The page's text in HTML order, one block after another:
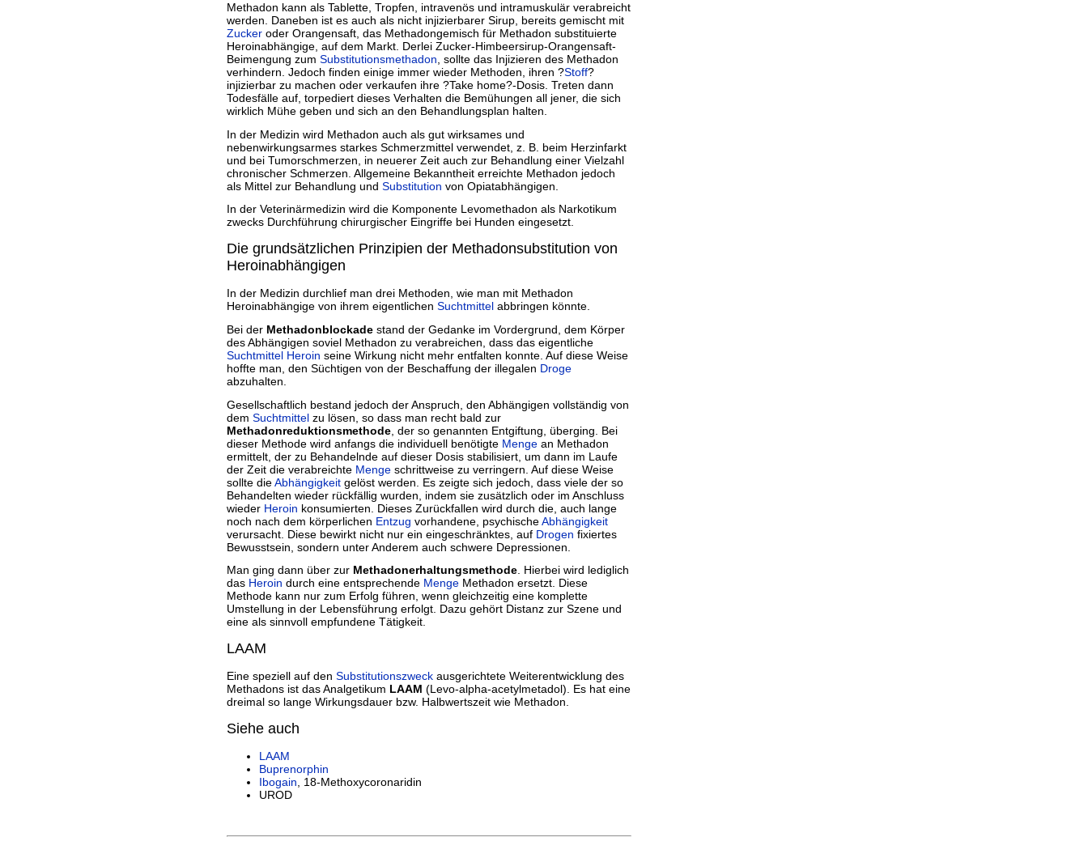
Methadon kann als Tablette, Tropfen, intravenös und intramuskulär verabreicht
werden. Daneben ist es auch als nicht injizierbarer Sirup, bereits gemischt mit
Zucker oder Orangensaft, das Methadongemisch für Methadon substituierte
Heroinabhängige, auf dem Markt. Derlei Zucker-Himbeersirup-Orangensaft-
Beimengung zum Substitutionsmethadon, sollte das Injizieren des Methadon
verhindern. Jedoch finden einige immer wieder Methoden, ihren ?Stoff?
injizierbar zu machen oder verkaufen ihre ?Take home?-Dosis. Treten dann
Todesfälle auf, torpediert dieses Verhalten die Bemühungen all jener, die sich
wirklich Mühe geben und sich an den Behandlungsplan halten.
In der Medizin wird Methadon auch als gut wirksames und
nebenwirkungsarmes starkes Schmerzmittel verwendet, z. B. beim Herzinfarkt
und bei Tumorschmerzen, in neuerer Zeit auch zur Behandlung einer Vielzahl
chronischer Schmerzen. Allgemeine Bekanntheit erreichte Methadon jedoch
als Mittel zur Behandlung und Substitution von Opiatabhängigen.
In der Veterinärmedizin wird die Komponente Levomethadon als Narkotikum
zwecks Durchführung chirurgischer Eingriffe bei Hunden eingesetzt.
Die grundsätzlichen Prinzipien der Methadonsubstitution von
Heroinabhängigen
In der Medizin durchlief man drei Methoden, wie man mit Methadon
Heroinabhängige von ihrem eigentlichen Suchtmittel abbringen könnte.
Bei der Methadonblockade stand der Gedanke im Vordergrund, dem Körper
des Abhängigen soviel Methadon zu verabreichen, dass das eigentliche
Suchtmittel Heroin seine Wirkung nicht mehr entfalten konnte. Auf diese Weise
hoffte man, den Süchtigen von der Beschaffung der illegalen Droge
abzuhalten.
Gesellschaftlich bestand jedoch der Anspruch, den Abhängigen vollständig von
dem Suchtmittel zu lösen, so dass man recht bald zur
Methadonreduktionsmethode , der so genannten Entgiftung, überging. Bei
dieser Methode wird anfangs die individuell benötigte Menge an Methadon
ermittelt, der zu Behandelnde auf dieser Dosis stabilisiert, um dann im Laufe
der Zeit die verabreichte Menge schrittweise zu verringern. Auf diese Weise
sollte dieAbhängigkeit gelöst werden. Es zeigte sich jedoch, dass viele der so
Behandelten wieder rückfällig wurden, indem sie zusätzlich oder im Anschluss
wieder Heroin konsumierten. Dieses Zurückfallen wird durch die, auch lange
noch nach dem körperlichen Entzug vorhandene, psychischeAbhängigkeit
verursacht. Diese bewirkt nicht nur ein eingeschränktes, auf Drogen fixiertes
Bewusstsein, sondern unter Anderem auch schwere Depressionen.
Man ging dann über zur Methadonerhaltungsmethode . Hierbei wird lediglich
das Heroin durch eine entsprechende Menge Methadon ersetzt. Diese
Methode kann nur zum Erfolg führen, wenn gleichzeitig eine komplette
Umstellung in der Lebensführung erfolgt. Dazu gehört Distanz zur Szene und
eine als sinnvoll empfundene Tätigkeit.
LAAM
Eine speziell auf den Substitutionszweck ausgerichtete Weiterentwicklung des
Methadons ist das Analgetikum LAAM (Levo-alpha-acetylmetadol). Es hat eine
dreimal so lange Wirkungsdauer bzw. Halbwertszeit wie Methadon.
Siehe auch
LAAM
Buprenorphin
Ibogain , 18-Methoxycoronaridin
UROD